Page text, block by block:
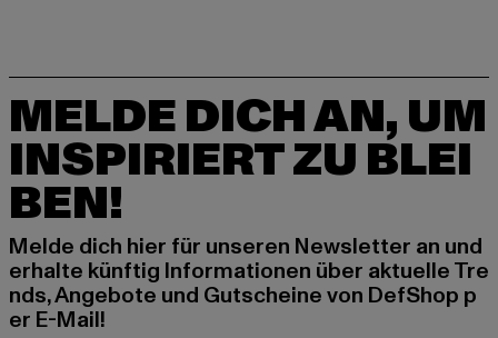
MELDE DICH AN, UM
INSPIRIERT ZU BLEI
BEN!
Melde dich hier für unseren Newsletter an und
erhalte künftig Informationen über aktuelle Tre
nds, Angebote und Gutscheine von DefShop p
er E-Mail!